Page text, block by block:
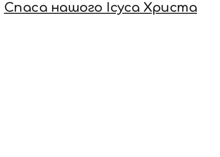
Спаса нашого Ісуса Христа